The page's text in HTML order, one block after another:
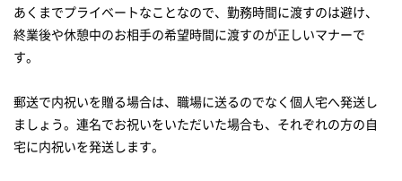
あくまでプライベートなことなので、勤務時間に渡すのは避け、
終業後や休憩中のお相手の希望時間に渡すのが正しいマナーで
す。
郵送で内祝いを贈る場合は、職場に送るのでなく個人宅へ発送し
ましょう。連名でお祝いをいただいた場合も、それぞれの方の自
宅に内祝いを発送します。